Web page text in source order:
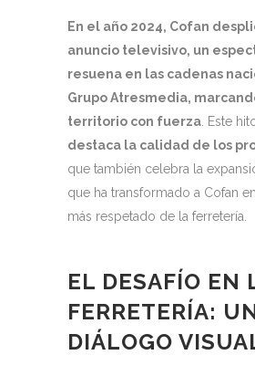
En el año 2024, Cofan
anuncio televisivo, un
resuena en las cadenas
Grupo Atresmedia,
territorio con fuerza . Este
destaca la calidad de los
que también celebra la
que ha transformado a Cofan
más respetado de la ferretería.
EL DESAFÍO EN
FERRETERÍA:
DIÁLOGO